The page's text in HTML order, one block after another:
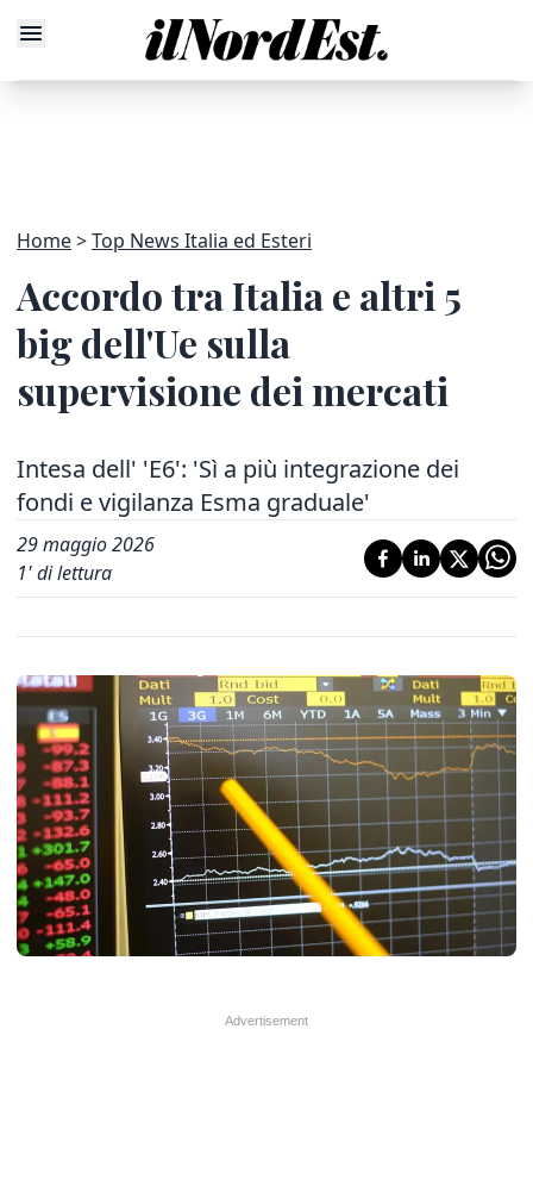
Home Top News Italia ed Esteri
Accordo tra Italia e altri 5
big dell'Ue sulla
supervisione dei mercati
Intesa dell' 'E6': 'Sì a più integrazione dei
fondi e vigilanza Esma graduale'
29 maggio 2026
1' di lettura